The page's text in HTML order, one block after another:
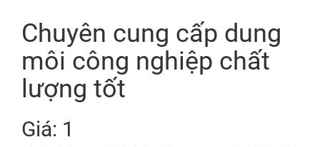
Chuyên cung cấp dung
môi công nghiệp chất
lượng tốt
Giá: 1